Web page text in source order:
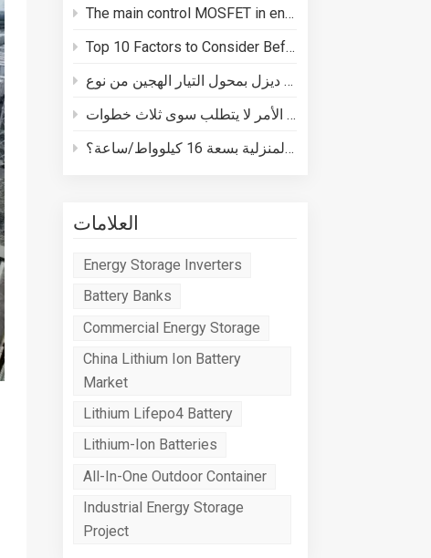
The main control MOSFET in energy storage batteries plays three core roles in BMS safety
Top 10 Factors to Consider Before Buying a Energy Storage System
كيفية توصيل نظام تخزين الطاقة المنزلية بسعة 16 كيلوواط/ساعة؟
العلامات
Energy Storage Inverters
Battery Banks
Commercial Energy Storage
China Lithium Ion Battery
Market
Lithium Lifepo4 Battery
Lithium-Ion Batteries
All-In-One Outdoor Container
Industrial Energy Storage
Project